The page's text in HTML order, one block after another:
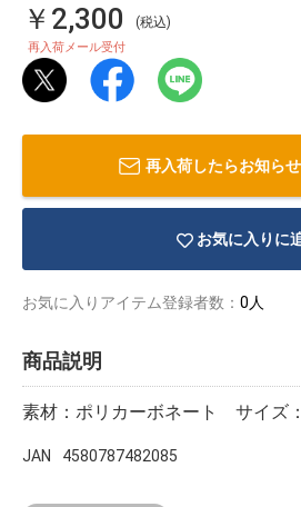
￥2,300 (税込)
再入荷メール受付
再入荷したらお知ら
お気に入りに
お気に入りアイテム登録者数： 0人
商品説明
素材：ポリカーボネート サイズ
JAN 4580787482085
イラストレ
ーター
アダルトグ
ッズ